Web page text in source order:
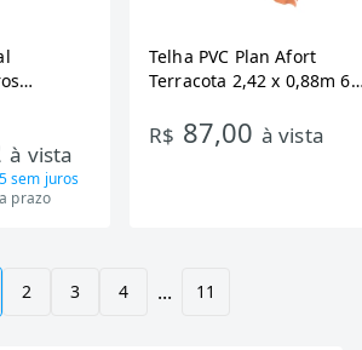
Branco,
à vista
sem juros
prazo
Telha PVC Plan Afort
Terracota 2,42 x 0,88m 6
R$ 87,00 à vista
2 3 4 ... 11